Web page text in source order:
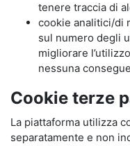
tenere traccia di
cookie analitici/di
sul numero degli
migliorare
nessuna
Cookie terze
La piattaforma utilizza
separatamente e non